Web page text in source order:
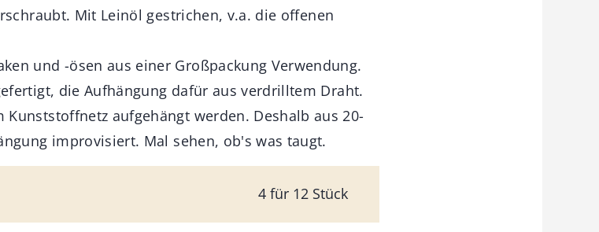
Mit Leinöl gestrichen, v.a. die offenen
und -ösen aus einer Großpackung Verwendung.
die Aufhängung dafür aus verdrilltem Draht.
aufgehängt werden. Deshalb aus 20-
improvisiert. Mal sehen, ob's was taugt.
4 für 12 Stück